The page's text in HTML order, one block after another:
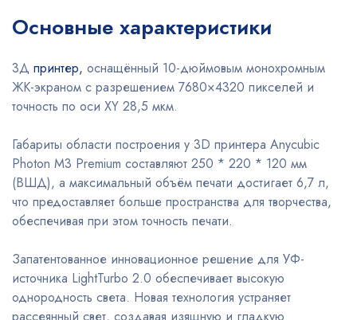
Основные характеристики
3Д принтер, оснащённый 10-дюймовым монохромным
ЖК-экраном с разрешением 7680×4320 пикселей и
точность по оси XY 28,5 мкм.
Габариты области построения у 3D принтера Anycubic
Photon M3 Premium составляют 250 * 220 * 120 мм
(ВШД), а максимальный объём печати достигает 6,7 л,
что предоставляет больше пространства для творчества,
обеспечивая при этом точность печати.
Запатентованное инновационное решение для УФ-
источника LightTurbo 2.0 обеспечивает высокую
однородность света. Новая технология устраняет